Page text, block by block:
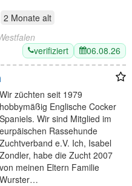
2 Monate alt
verifiziert
06.08.26
Wir züchten seit 1979
hobbymäßig Englische Cocker
Spaniels. Wir sind Mitglied im
eurpäischen Rassehunde
Zuchtverband e.V. Ich, Isabel
Zondler, habe die Zucht 2007
von meinen Eltern Familie
Wurster…